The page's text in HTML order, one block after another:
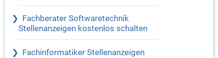
Fachberater Softwaretechnik
Stellenanzeigen kostenlos schalten
Fachinformatiker Stellenanzeigen